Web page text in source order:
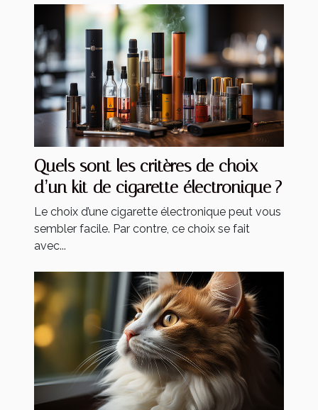
Quels sont les critères de choix
d’un kit de cigarette électronique ?
Le choix d’une cigarette électronique peut vous
sembler facile. Par contre, ce choix se fait
avec...